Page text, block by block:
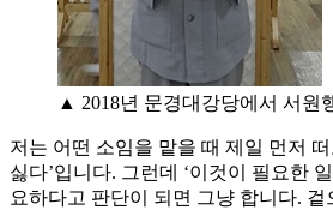
▲ 2018년 문경대강당에서 서원
저는 어떤 소임을 맡을 때 제일 먼저 떠
싫다’입니다. 그런데 ‘이것이 필요한
요하다고 판단이 되면 그냥 합니다. 겉